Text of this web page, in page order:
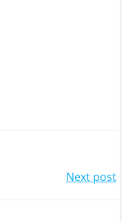
Next post